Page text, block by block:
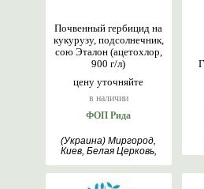
цену уточняйте
в наличии
Почвенный гербицид на
кукурузу, подсолнечник,
сою Эталон (ацетохлор,
900 г/л)
ФОП Рида
(Украина) Миргород,
Киев, Белая Церковь,